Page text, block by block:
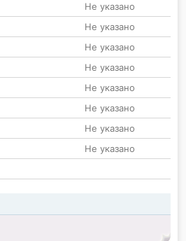
Не указано
Не указано
Не указано
Не указано
Не указано
Не указано
Не указано
Не указано